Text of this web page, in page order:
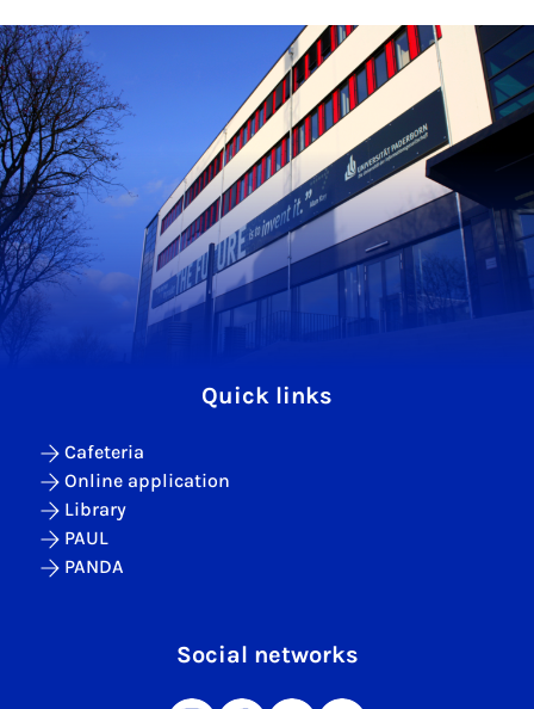
Quick links
Cafeteria
Online application
Library
PAUL
PANDA
Social networks